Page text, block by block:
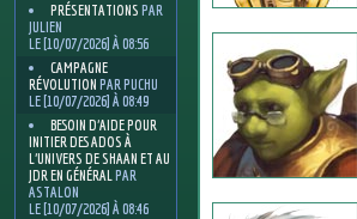
PRÉSENTATIONS PAR
JULIEN
LE [10/07/2026] À 08:56
CAMPAGNE
RÉVOLUTION PAR PUCHU
LE [10/07/2026] À 08:49
BESOIN D’AIDE POUR
INITIER DES ADOS À
L’UNIVERS DE SHAAN ET AU
JDR EN GÉNÉRALPAR
ASTALON
LE [10/07/2026] À 08:46